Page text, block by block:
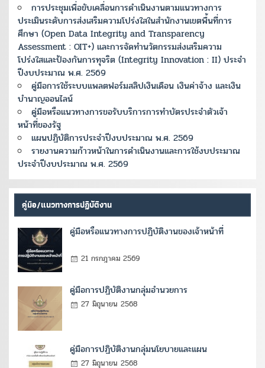
การประชุมเพื่อขับเคลื่อนการดำเนินงานตามแนวทางการ
ประเมินระดับการส่งเสริมความโปร่งใสในสำนักงานเขตพื้นที่การ
ศึกษา (Open Data Integrity and Transparency
Assessment : OIT+) และการจัดทำนวัตกรรมส่งเสริมความ
โปร่งใสและป้องกันการทุจริต (Integrity Innovation : II) ประจำ
ปีงบประมาณ พ.ศ. 2569
คู่มือการใช้ระบบแพลตฟอร์มสลิปเงินเดือน เงินค่าจ้าง และเงิน
บำนาญออนไลน์
คู่มือหรือแนวทางการขอรับบริการการทำบัตรประจำตัวเจ้า
หน้าที่ของรัฐ
แผนปฏิบัติการประจำปีงบประมาณ พ.ศ. 2569
รายงานความก้าวหน้าในการดำเนินงานและการใช้งบประมาณ
ประจำปีงบประมาณ พ.ศ. 2569
คู่มือ/แนวทางการปฏิบัติงาน
คู่มือหรือแนวทางการปฏิบัติงานของเจ้าหน้าที่
21 กรกฎาคม 2569
คู่มือการปฏิบัติงานกลุ่มอำนวยการ
27 มิถุนายน 2568
คู่มือการปฏิบัติงานกลุ่มนโยบายและแผน
27 มิถุนายน 2568